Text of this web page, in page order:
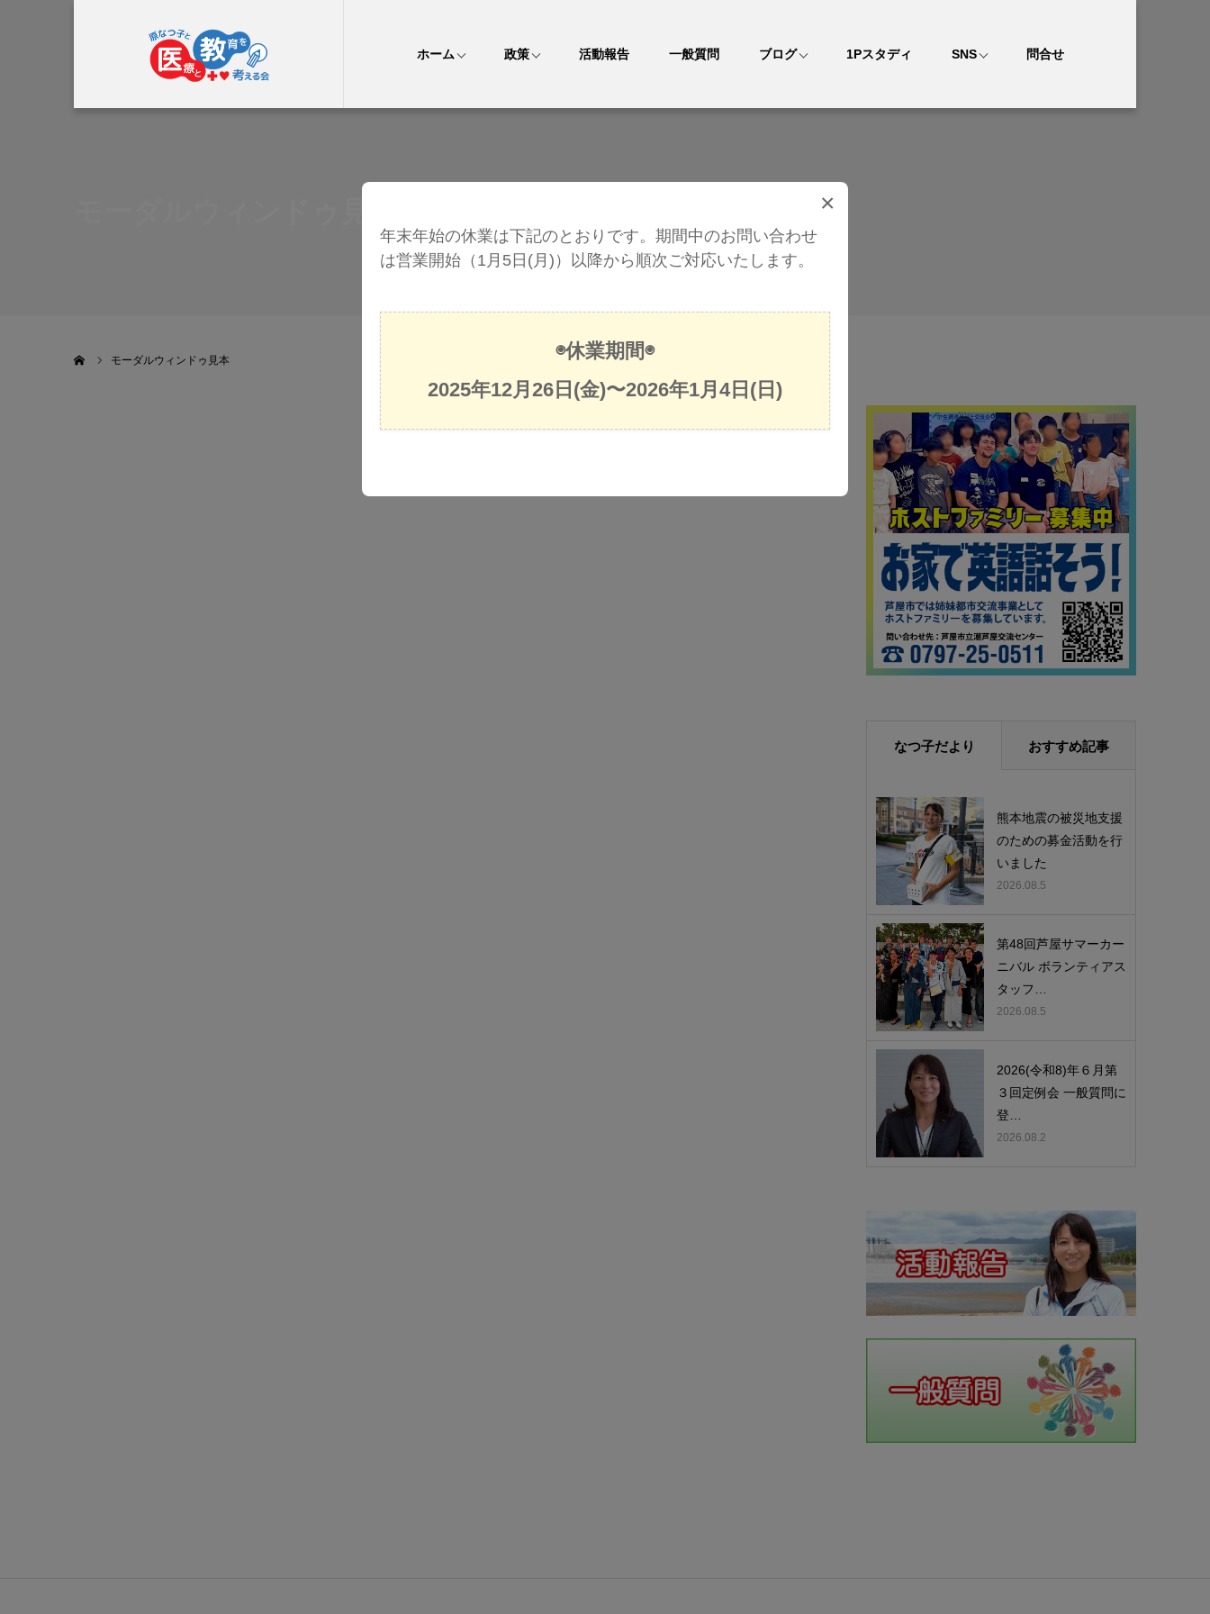
ホーム 政策 活動報告 一般質問 ブログ 1Pスタディ SNS 問合せ
モーダルウィンドゥ見本
×
年末年始の休業は下記のとおりです。期間中のお問い合わせ
は営業開始（1月5日(月)）以降から順次ご対応いたします。
◉休業期間◉
2025年12月26日(金)〜2026年1月4日(日)
なつ子だより おすすめ記事
熊本地震の被災地支援
のための募金活動を行
いました
2026.08.5
第48回芦屋サマーカー
ニバル ボランティアス
タッフ…
2026.08.5
2026(令和8)年６月第
３回定例会 一般質問に
登…
2026.08.2